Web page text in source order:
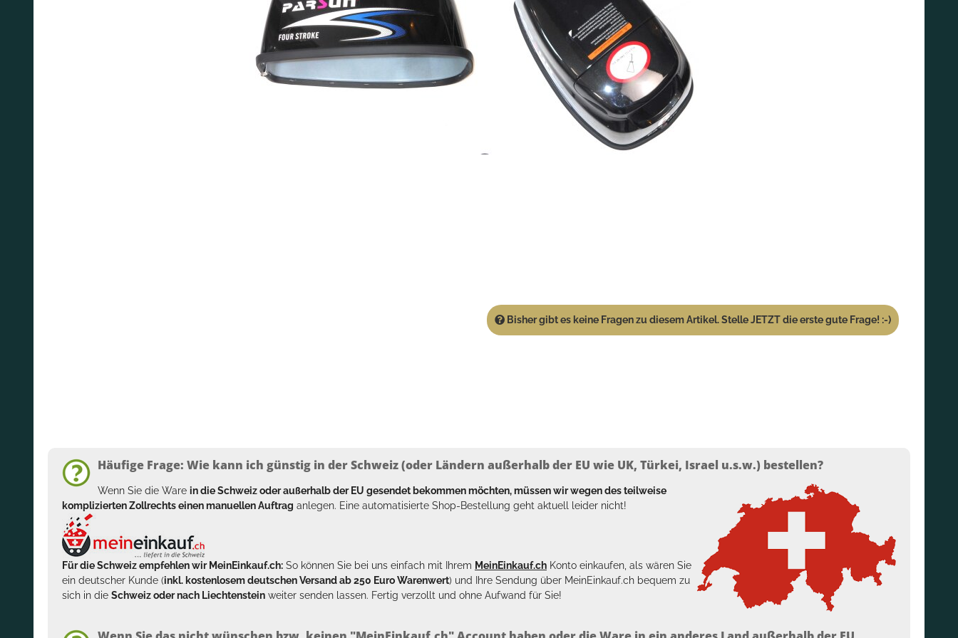
Bisher gibt es keine Fragen zu diesem Artikel. Stelle JETZT die erste gute Frage! :-)
Häufige Frage: Wie kann ich günstig in der Schweiz (oder Ländern außerhalb der EU wie UK, Türkei, Israel u.s.w.) bestellen?
Wenn Sie die Ware in die Schweiz oder außerhalb der EU gesendet bekommen möchten, müssen wir wegen des teilweise
komplizierten Zollrechts einen manuellen Auftrag anlegen. Eine automatisierte Shop-Bestellung geht aktuell leider nicht!
Für die Schweiz empfehlen wir MeinEinkauf.ch: So können Sie bei uns einfach mit Ihrem MeinEinkauf.ch Konto einkaufen, als wären Sie
ein deutscher Kunde (inkl. kostenlosem deutschen Versand ab 250 Euro Warenwert) und Ihre Sendung über MeinEinkauf.ch bequem zu
sich in die Schweiz oder nach Liechtenstein weiter senden lassen. Fertig verzollt und ohne Aufwand für Sie!